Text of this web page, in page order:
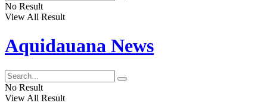
No Result
View All Result
Aquidauana News
No Result
View All Result